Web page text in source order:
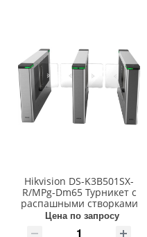
Hikvision DS-K3B501SX-
R/MPg-Dm65 Турникет с
распашными створками
Цена по запросу